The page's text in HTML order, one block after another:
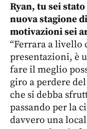
Ryan, tu sei
nuova stagione
motivazioni sei
“Ferrara a livello
presentazioni, è
fare il meglio
giro a perdere
che si debba
passando per la
davvero una